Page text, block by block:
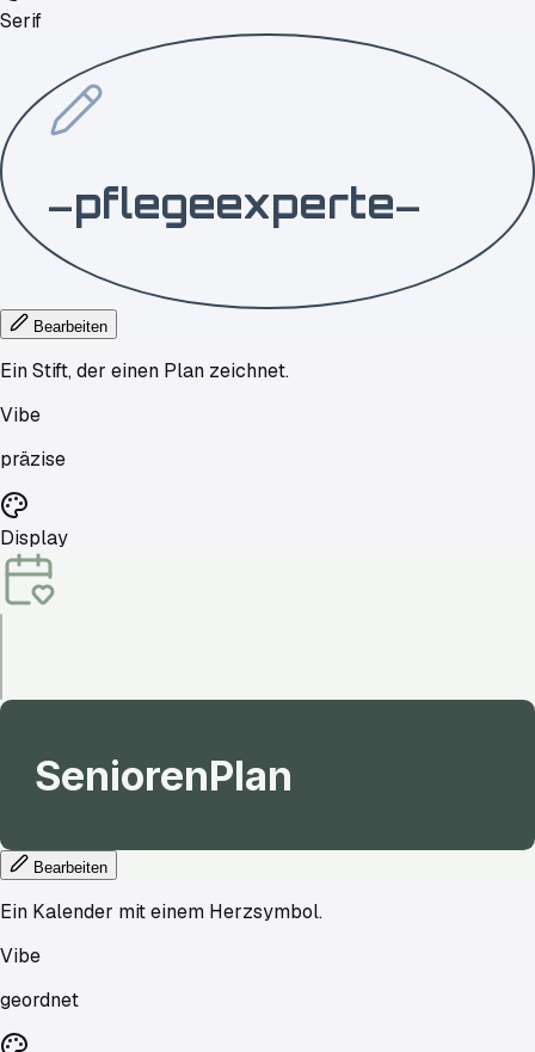
Serif
—pflegeexperte—
Bearbeiten
Ein Stift, der einen Plan zeichnet.
Vibe
präzise
Display
SeniorenPlan
Bearbeiten
Ein Kalender mit einem Herzsymbol.
Vibe
geordnet